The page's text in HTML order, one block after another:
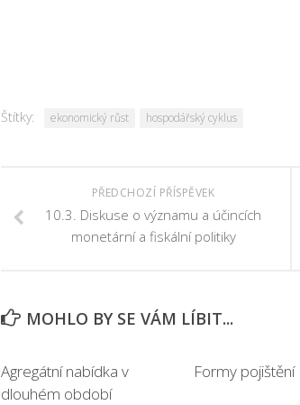
Štítky: ekonomický růst hospodářský cyklus
PŘEDCHOZÍ PŘÍSPĚVEK
10.3. Diskuse o významu a účincích
monetární a fiskální politiky
MOHLO BY SE VÁM LÍBIT...
Agregátní nabídka v
dlouhém období
Formy pojištění